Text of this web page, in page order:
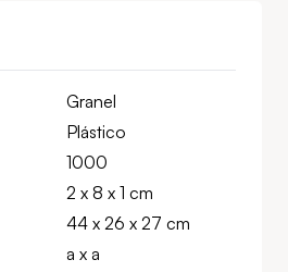
Granel
Plástico
1000
2 x 8 x 1 cm
44 x 26 x 27 cm
a x a